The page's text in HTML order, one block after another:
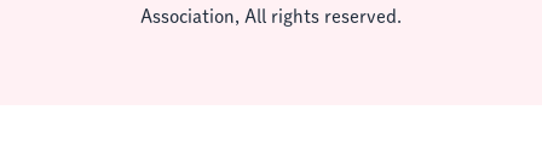
Association, All rights reserved.